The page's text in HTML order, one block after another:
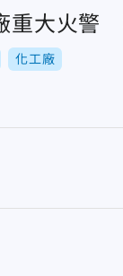
重大火警
化工廠